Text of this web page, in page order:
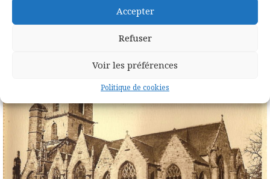
Accepter
Refuser
Voir les préférences
Politique de cookies